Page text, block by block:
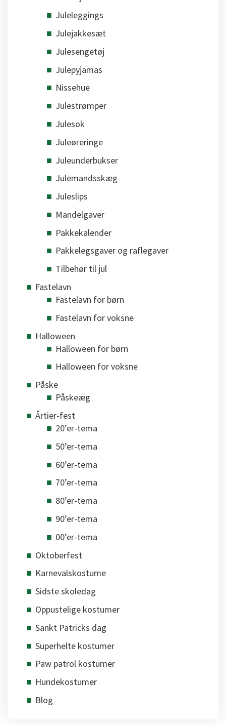
Juleleggings
Julejakkesæt
Julesengetøj
Julepyjamas
Nissehue
Julestrømper
Julesok
Juleøreringe
Juleunderbukser
Julemandsskæg
Juleslips
Mandelgaver
Pakkekalender
Pakkelegsgaver og raflegaver
Tilbehør til jul
Fastelavn
Fastelavn for børn
Fastelavn for voksne
Halloween
Halloween for børn
Halloween for voksne
Påske
Påskeæg
Årtier-fest
20’er-tema
50’er-tema
60’er-tema
70’er-tema
80’er-tema
90’er-tema
00’er-tema
Oktoberfest
Karnevalskostume
Sidste skoledag
Oppustelige kostumer
Sankt Patricks dag
Superhelte kostumer
Paw patrol kostumer
Hundekostumer
Blog